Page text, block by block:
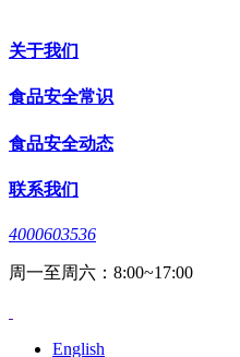
关于我们
食品安全常识
食品安全动态
联系我们
4000603536
周一至周六：8:00~17:00
English